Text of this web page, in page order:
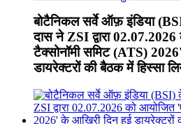
बोटैनिकल सर्वे ऑफ़ इंडिया
दास ने ZSI द्वारा
टैक्सोनॉमी समिट (ATS)
डायरेक्टरों की बैठक में हिस्सा